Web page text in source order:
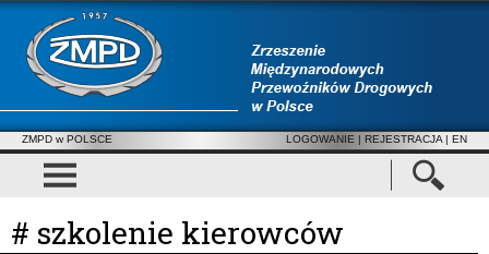
ZMPD w POLSCE LOGOWANIE | REJESTRACJA | EN
# szkolenie kierowców